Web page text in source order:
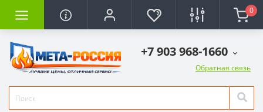
0
+7 903 968-1660
Обратная связь